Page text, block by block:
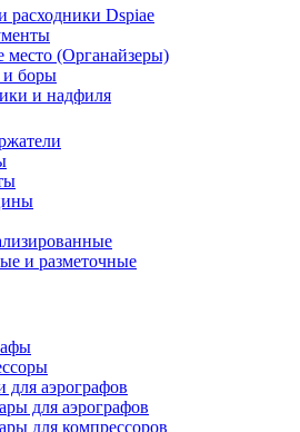
расходники Dspiae
место (Органайзеры)
и боры
и надфиля
и разметочные
аэрографов
для аэрографов
для компрессоров